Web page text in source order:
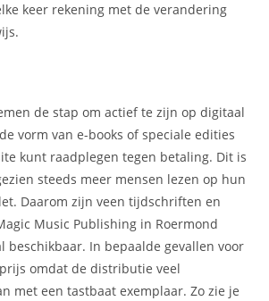
keer rekening met de verandering
de stap om actief te zijn op digitaal
vorm van e-books of speciale edities
kunt raadplegen tegen betaling. Dit is
steeds meer mensen lezen op hun
Daarom zijn veen tijdschriften en
Music Publishing in Roermond
beschikbaar. In bepaalde gevallen voor
omdat de distributie veel
met een tastbaat exemplaar. Zo zie je